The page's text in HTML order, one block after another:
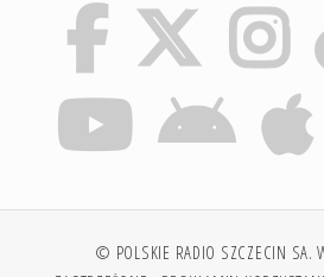
© POLSKIE RADIO SZCZECIN SA.